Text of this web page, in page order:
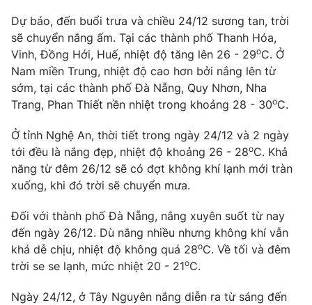
Thế giới đó đây
Câu chuyện quốc tế
Kinh tế
Tài chính
Thị trường
Góc doanh nghiệp
Dữ liệu và đời sống
Truyền hình
Hậu trường
Nhân vật
Khán giả
Giải sao mai
Giải trí
Điện ảnh
Âm nhạc
Sao
Đời sống
Làm đẹp
Chất lượng cuộc sống
Giáo dục
Tuyển sinh
Học trực tuyến
Công nghệ
Giao lưu trực tuyến
Dự báo, đến buổi trưa và chiều 24/12 sương tan, trời
sẽ chuyển nắng ấm. Tại các thành phố Thanh Hóa,
Vinh, Đồng Hới, Huế, nhiệt độ tăng lên 26 - 29oC. Ở
Nam miền Trung, nhiệt độ cao hơn bởi nắng lên từ
sớm, tại các thành phố Đà Nẵng, Quy Nhơn, Nha
Trang, Phan Thiết nền nhiệt trong khoảng 28 - 30oC.
Ở tỉnh Nghệ An, thời tiết trong ngày 24/12 và 2 ngày
tới đều là nắng đẹp, nhiệt độ khoảng 26 - 28oC. Khả
năng từ đêm 26/12 sẽ có đợt không khí lạnh mới tràn
xuống, khi đó trời sẽ chuyển mưa.
Đối với thành phố Đà Nẵng, nắng xuyên suốt từ nay
đến ngày 26/12. Dù nắng nhiều nhưng không khí vẫn
khá dễ chịu, nhiệt độ không quá 28oC. Về tối và đêm
trời se se lạnh, mức nhiệt 20 - 21oC.
Ngày 24/12, ở Tây Nguyên nắng diễn ra từ sáng đến